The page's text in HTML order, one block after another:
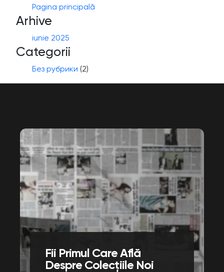
Pagina principală
Arhive
iunie 2025
Categorii
Без рубрики (2)
Fii Primul Care Află
Despre Colecțiile Noi